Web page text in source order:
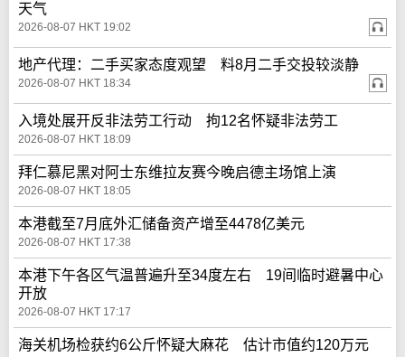
天气
2026-08-07 HKT 19:02
地产代理：二手买家态度观望 料8月二手交投较淡静
2026-08-07 HKT 18:34
入境处展开反非法劳工行动 拘12名怀疑非法劳工
2026-08-07 HKT 18:09
拜仁慕尼黑对阿士东维拉友赛今晚启德主场馆上演
2026-08-07 HKT 18:05
本港截至7月底外汇储备资产增至4478亿美元
2026-08-07 HKT 17:38
本港下午各区气温普遍升至34度左右 19间临时避暑中心
开放
2026-08-07 HKT 17:17
海关机场检获约6公斤怀疑大麻花 估计市值约120万元